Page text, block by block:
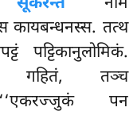
कायबन्धनस्स. तत्थ
पट्टिकानुलोमिकं.
गहितं, तञ्च
पन